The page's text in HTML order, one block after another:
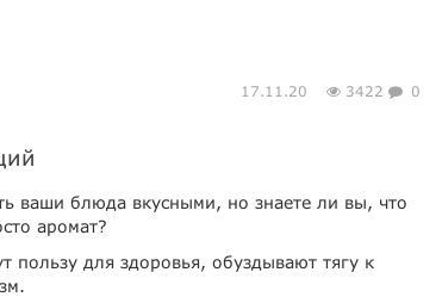
17.11.20 3422 0
ваши блюда вкусными, но знаете ли вы, что
аромат?
пользу для здоровья, обуздывают тягу к